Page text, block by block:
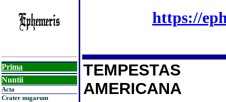
Prima
Nuntii
Acta
Crater nugarum
https://
TEMPESTAS
AMERICANA